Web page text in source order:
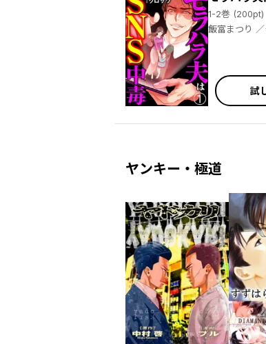
1-2巻 (200pt)
飯
試
ヤンキー・極道